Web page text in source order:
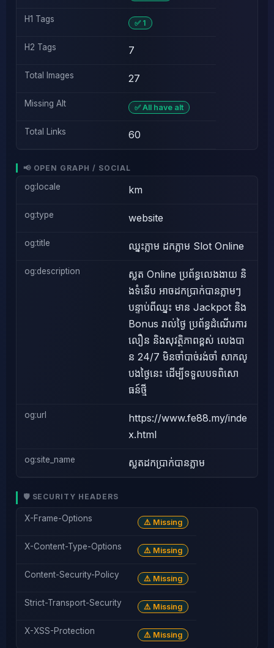
H1 Tags ✅ 1
H2 Tags 7
Total Images 27
Missing Alt ✅ All have alt
Total Links 60
📢 OPEN GRAPH / SOCIAL
og:locale km
og:type website
og:title ឈ្នះភ្លាម ដកភ្លាម Slot Online
og:description
ស្លត Online ប្រព័ន្ធលេងងាយ និ
ងទំនើប អាចដកប្រាក់បានភ្លាមៗ
បន្ទាប់ពីឈ្នះ មាន Jackpot និង
Bonus រាល់ថ្ងៃ ប្រព័ន្ធដំណើរការ
លឿន និងសុវត្ថិភាពខ្ពស់ លេងបា
ន 24/7 មិនចាំបាច់រង់ចាំ សាកល្
បងថ្ងៃនេះ ដើម្បីទទួលបទពិសោ
ធន៍ថ្មី
og:url
https://www.fe88.my/inde
x.html
og:site_name ស្លតដកប្រាក់បានភ្លាម
🛡️ SECURITY HEADERS
X-Frame-Options ⚠️ Missing
X-Content-Type-Options ⚠️ Missing
Content-Security-Policy ⚠️ Missing
Strict-Transport-Security ⚠️ Missing
X-XSS-Protection ⚠️ Missing